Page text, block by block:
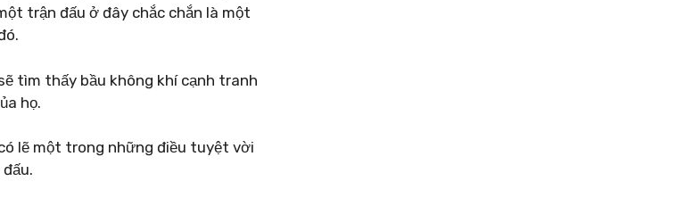
trận đấu ở đây chắc chắn là một
tìm thấy bầu không khí cạnh tranh
họ.
lẽ một trong những điều tuyệt vời